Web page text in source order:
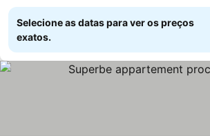
Selecione as datas para ver os preços
exatos.